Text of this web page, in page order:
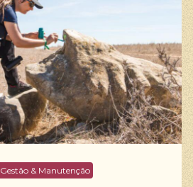
Gestão & Manutenção